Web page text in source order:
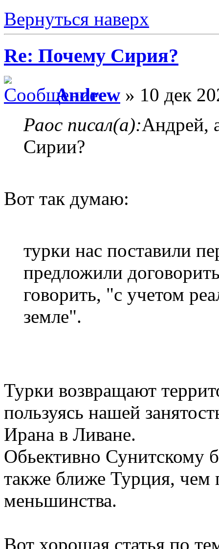
Вернуться наверх
Re: Почему Сирия?
Andrew » 10 дек
Раос писал(а):Андрей,
Сирии?
Вот так думаю:
турки нас поставили
предложили
говорить, "с учетом
земле".
Турки возвращают
пользуясь нашей
Ирана в Ливане.
Обьективно Сунитскому
также ближе Турция, чем
меньшинства.
Вот хорошая статья по